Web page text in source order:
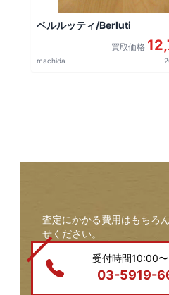
ベルルッティ/Berluti
買取価格
machida
査定にかかる費用はもちろ
せください。
受付時間10:00
03-5919-